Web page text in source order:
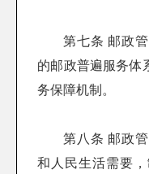
第七条 邮政
的邮政普遍服务体
务保障机制。
第八条 邮政
和人民生活需要